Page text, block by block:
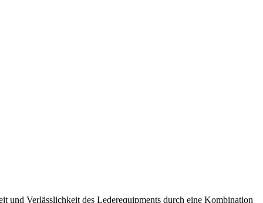
und Verlässlichkeit des Lederequipments durch eine Kombination